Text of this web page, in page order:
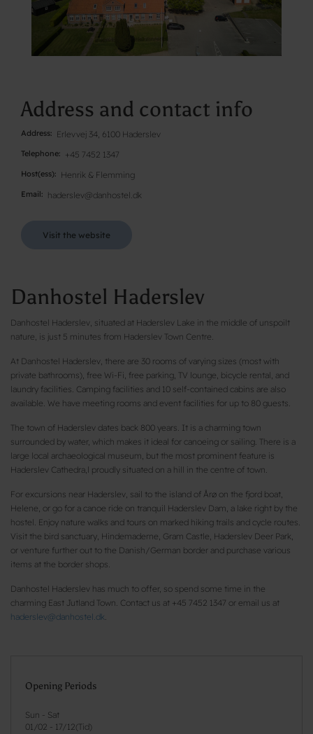
Address and contact info
Address Erlevvej 34, 6100 Haderslev
Telephone +45 7452 1347
Host(ess) Henrik & Flemming
Email haderslev@danhostel.dk
Visit the website
Danhostel Haderslev
Danhostel Haderslev, situated at Haderslev Lake in the middle of unspoilt
nature, is just 5 minutes from Haderslev Town Centre.
At Danhostel Haderslev, there are 30 rooms of varying sizes (most with
private bathrooms), free Wi-Fi, free parking, TV lounge, bicycle rental, and
laundry facilities. Camping facilities and 10 self-contained cabins are also
available. We have meeting rooms and event facilities for up to 80 guests.
The town of Haderslev dates back 800 years. It is a charming town
surrounded by water, which makes it ideal for canoeing or sailing. There is a
large local archaeological museum, but the most prominent feature is
Haderslev Cathedra,l proudly situated on a hill in the centre of town.
For excursions near Haderslev, sail to the island of Årø on the fjord boat,
Helene, or go for a canoe ride on tranquil Haderslev Dam, a lake right by the
hostel. Enjoy nature walks and tours on marked hiking trails and cycle routes.
Visit the bird sanctuary, Hindemaderne, Gram Castle, Haderslev Deer Park,
or venture further out to the Danish/German border and purchase various
items at the border shops.
Danhostel Haderslev has much to offer, so spend some time in the
charming East Jutland Town. Contact us at +45 7452 1347 or email us at
haderslev@danhostel.dk
Opening Periods
Sun - Sat
01/02 - 17/12( Tid)